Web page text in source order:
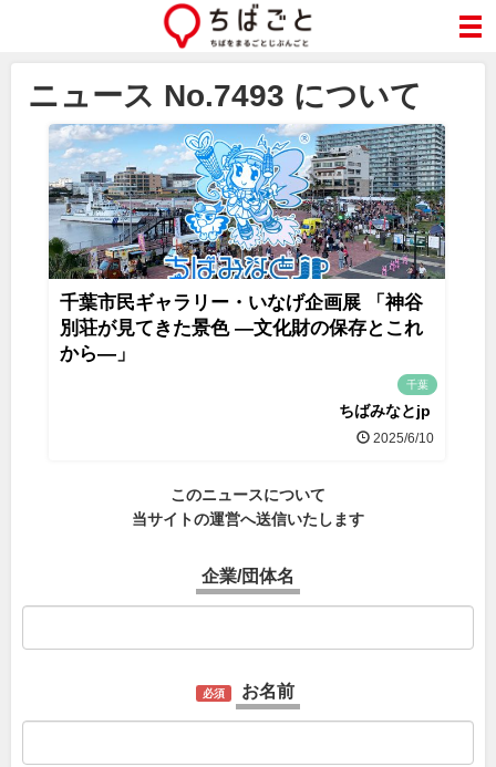
ニュース No.7493 について
千葉市民ギャラリー・いなげ企画展 「神谷
別荘が見てきた景色 ―文化財の保存とこれ
から―」
千葉
ちばみなとjp
2025/6/10
このニュースについて
当サイトの運営へ送信いたします
企業/団体名
必須 お名前